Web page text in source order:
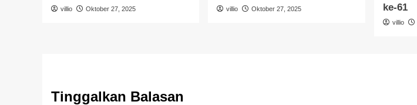
villio Oktober 27, 2025 villio Oktober 27, 2025
ke-61
villio
Tinggalkan Balasan